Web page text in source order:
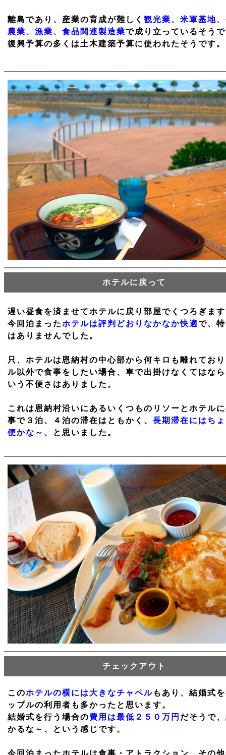
離島であり、産業の育成が難しく 観光業、米軍基地
農業、漁業、食品関連製造業で成り立っているそう
復興予算の多くは土木建築予算に使われたそうです。
ホテルに戻って
遅い昼食を済ませてホテルに戻り部屋でくつろぎま
今回泊まったホテルは評判どおりなかなか快適で、
はありませんでした。
只、ホテルは恩納村の中心部から何キロも離れてお
ル以外で食事をしたい場合、車で出掛けなくてはな
いう不便さはありました。
これは恩納村沿いにあるいくつものリソーとホテル
事で３泊、４泊の滞在はともかく、 長期滞在にはち
便かな～ 、と思いました。
チェックアウト
このホテルの横には大きなチャペル もあり、結婚式
ップルの利用者も多かったと思います。
結婚式を行う場合の費用は最低２５０万円 だそうで
かるな～、という感じです。
今回泊まったホテルは食事・アトラクション、その